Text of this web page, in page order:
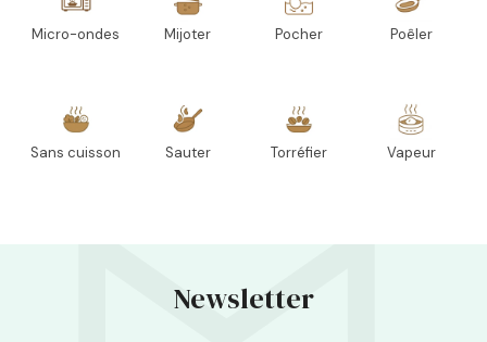
Micro-ondes Mijoter Pocher Poêler
Sans cuisson Sauter Torréfier Vapeur
Newsletter